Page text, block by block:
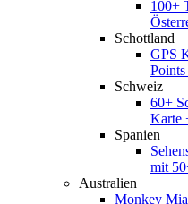
100+
Schottland
GPS
Schweiz
60+
Karte
Spanien
mit
Australien
Monkey Mia